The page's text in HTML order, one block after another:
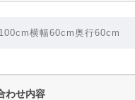
わせ内容